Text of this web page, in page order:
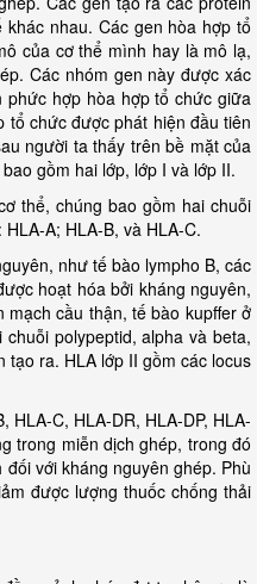
nhau. Các gen hòa hợp tổ
của cơ thể mình hay là mô lạ,
Các nhóm gen này được xác
phức hợp hòa hợp tổ chức giữa
tổ chức được phát hiện đầu tiên
người ta thấy trên bề mặt của
gồm hai lớp, lớp I và lớp II.
chúng bao gồm hai chuỗi
A; HLA-B, và HLA-C.
như tế bào lympho B, các
hoạt hóa bởi kháng nguyên,
cầu thận, tế bào kupffer ở
polypeptid, alpha và beta,
tạo ra. HLA lớp II gồm các locus
C, HLA-DR, HLA-DP, HLA-
trong miễn dịch ghép, trong đó
với kháng nguyên ghép. Phù
được lượng thuốc chống thải